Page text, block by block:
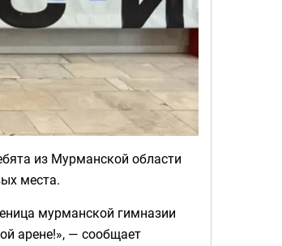
из Мурманской области
места.
мурманской гимназии
арене!», — сообщает